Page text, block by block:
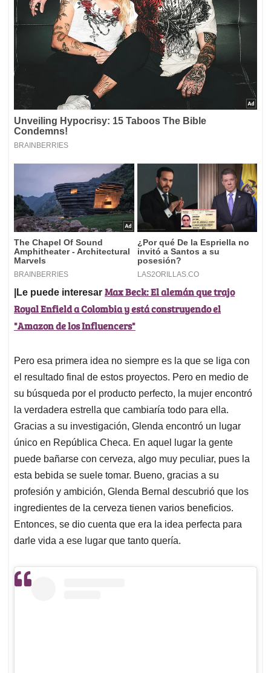
|Le puede interesar Max Beck: El alemán que trajo
Royal Enfield a Colombia y está construyendo el
"Amazon de los Influencers"
Pero esa primera idea no siempre es la que se liga con
el resultado final de estos proyectos. Pero en medio de
su búsqueda por el producto perfecto, la mujer encontró
la verdadera estrella que cambiaría todo para ella.
Gracias a su investigación, Glenda encontró un lugar
único en República Checa. En aquel lugar la gente
puede bañarse con cerveza, algo muy peculiar, pues la
esta bebida se suele tomar. Bueno, gracias a su
profesión y ambición, Glenda Bernal descubrió que los
ingredientes de la cerveza tienen varios beneficios.
Entonces, se dio cuenta que era la idea perfecta para
darle vida a ese lugar que tanto quería.